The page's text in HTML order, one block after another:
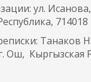
ул.
714018
Танаков
Ош, Кыргызская